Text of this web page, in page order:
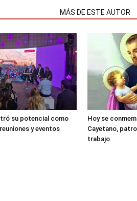
MÁS DE ESTE AUTOR
su potencial como
y eventos
Hoy se
Cayetano,
trabajo